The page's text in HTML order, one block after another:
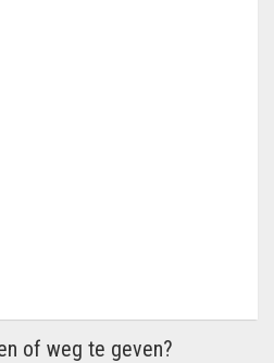
of weg te geven?